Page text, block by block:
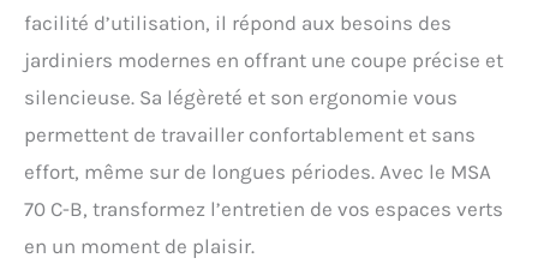
facilité d’utilisation, il répond aux besoins des
jardiniers modernes en offrant une coupe précise et
silencieuse. Sa légèreté et son ergonomie vous
permettent de travailler confortablement et sans
effort, même sur de longues périodes. Avec le MSA
70 C-B, transformez l’entretien de vos espaces verts
en un moment de plaisir.